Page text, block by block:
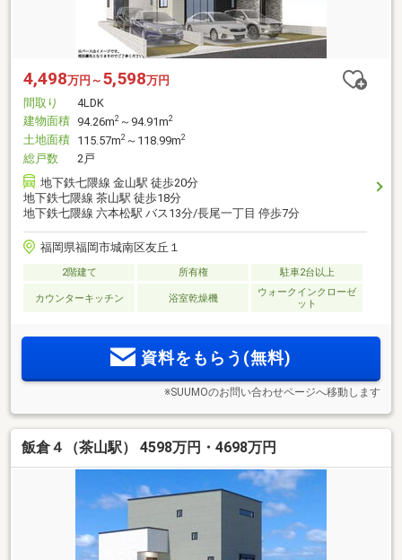
4,498万円～ 5,598万円
間取り
4LDK
建物面積 94.26m2 ～94.91m2
土地面積 115.57m2 ～118.99m2
総戸数
2戸
地下鉄七隈線 金山駅 徒歩20分
地下鉄七隈線 茶山駅 徒歩18分
地下鉄七隈線 六本松駅 バス13分/長尾一丁目 停歩7分
福岡県福岡市城南区友丘１
2階建て 所有権 駐車2台以上
カウンターキッチン 浴室乾燥機
ウォークインクローゼ
ット
資料をもらう(無料)
※SUUMOのお問い合わせページへ移動します
飯倉４（茶山駅） 4598万円・4698万円